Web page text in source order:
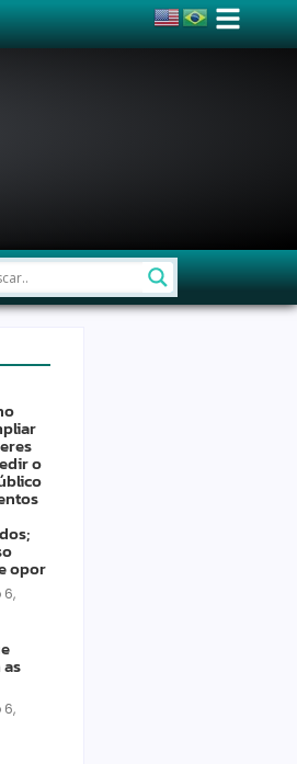
o
opor